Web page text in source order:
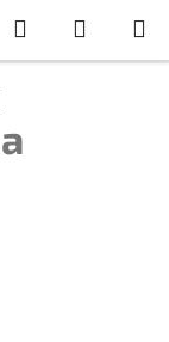
Hledat
KOŠÍK